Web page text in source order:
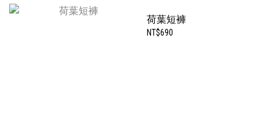
荷葉短褲
NT$690